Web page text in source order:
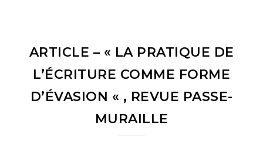
ARTICLE – « LA PRATIQUE DE
L’ÉCRITURE COMME FORME
D’ÉVASION « , REVUE PASSE-
MURAILLE